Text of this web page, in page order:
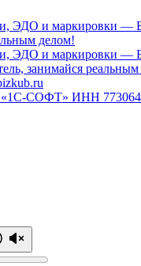
ЭДО и маркировки —
делом!
ЭДО и маркировки —
занимайся реальным
СОФТ» ИНН